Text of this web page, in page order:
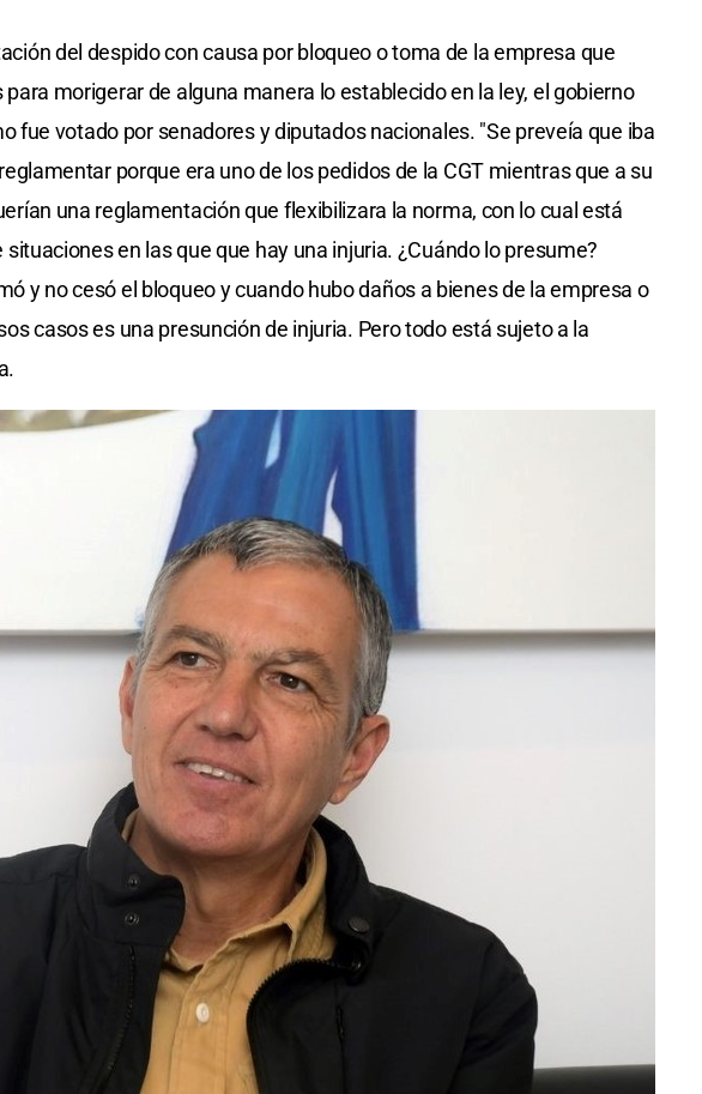
del despido con causa por bloqueo o toma de la empresa que
morigerar de alguna manera lo establecido en la ley, el gobierno
fue votado por senadores y diputados nacionales. "Se preveía que iba
porque era uno de los pedidos de la CGT mientras que a su
una reglamentación que flexibilizara la norma, con lo cual está
en las que que hay una injuria. ¿Cuándo lo presume?
y no cesó el bloqueo y cuando hubo daños a bienes de la empresa o
casos es una presunción de injuria. Pero todo está sujeto a la